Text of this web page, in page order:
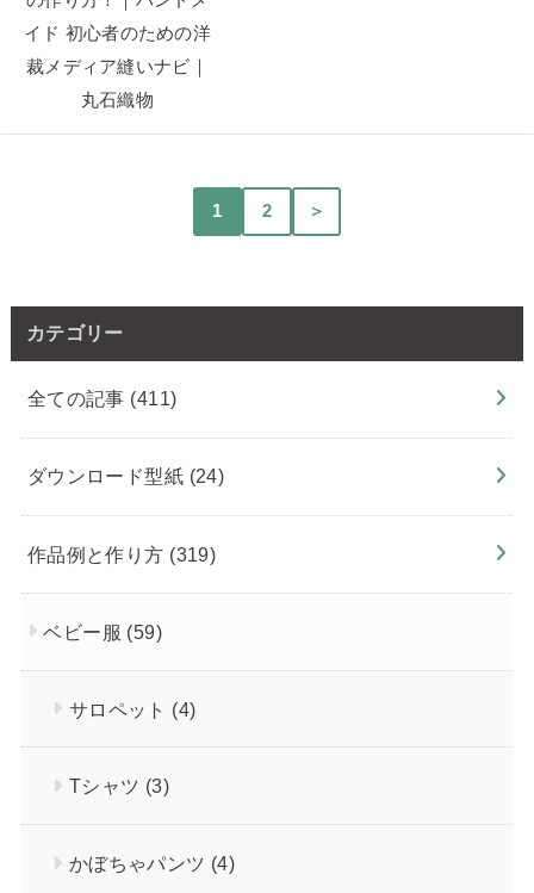
1 2 ＞
カテゴリー
全ての記事 (411)
ダウンロード型紙 (24)
作品例と作り方 (319)
ベビー服 (59)
サロペット (4)
Tシャツ (3)
かぼちゃパンツ (4)